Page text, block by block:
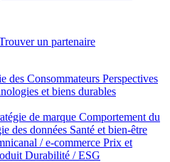
un partenaire
des Consommateurs Perspectives
et biens durables
de marque Comportement du
des données Santé et bien‑être
/ e‑commerce Prix et
Durabilité / ESG